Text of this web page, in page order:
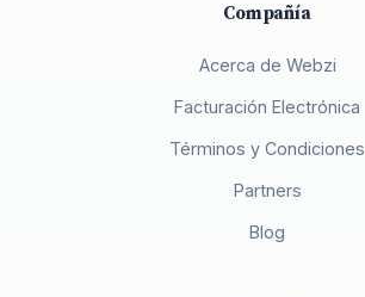
Compañía
Acerca de Webzi
Facturación Electrónica
Términos y Condiciones
Partners
Blog